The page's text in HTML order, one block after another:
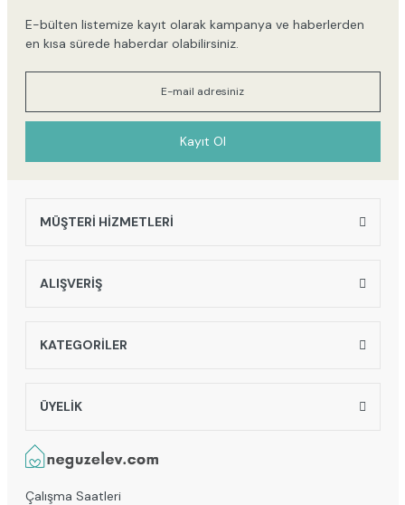
E-bülten listemize kayıt olarak kampanya ve haberlerden
en kısa sürede haberdar olabilirsiniz.
Kayıt Ol
MÜŞTERİ HİZMETLERİ
ALIŞVERİŞ
KATEGORİLER
ÜYELİK
Çalışma Saatleri